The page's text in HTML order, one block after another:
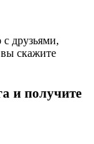
с друзьями,
скажите
и получите